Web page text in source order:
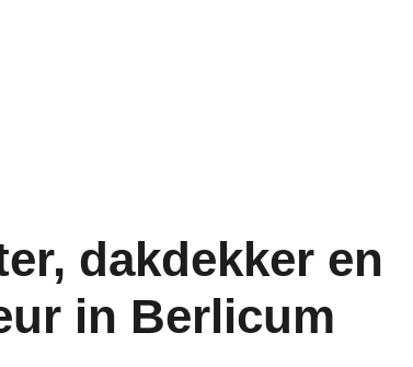
dakdekker en
in Berlicum